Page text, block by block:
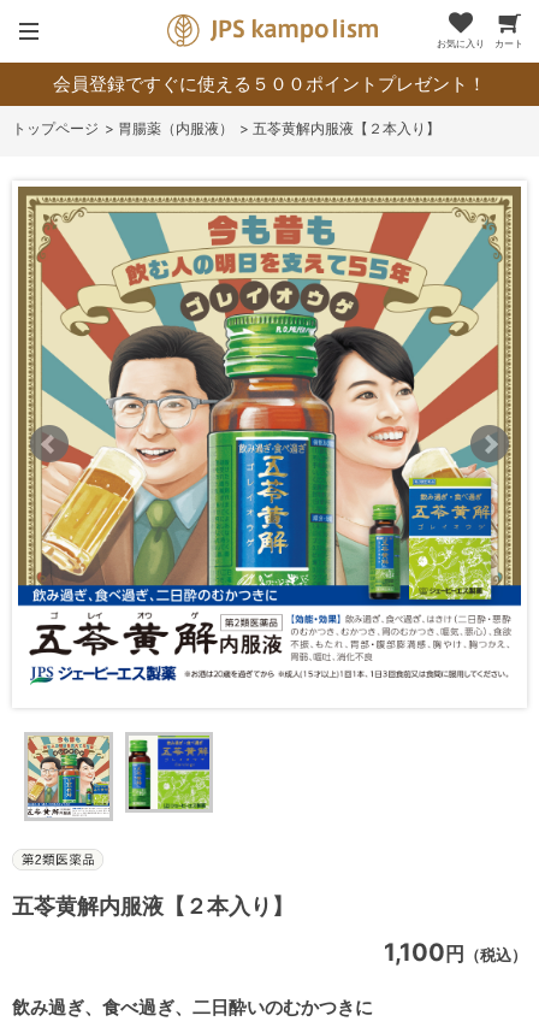
お気に入り カート
会員登録ですぐに使える５００ポイントプレゼント！
> 胃腸薬（内服液） > 五苓黄解内服液【２本入り】
五苓黄解内服液【２本入り】
飲み過ぎ、食べ過ぎ、二日酔いのむかつきに
1,100円 （税込）